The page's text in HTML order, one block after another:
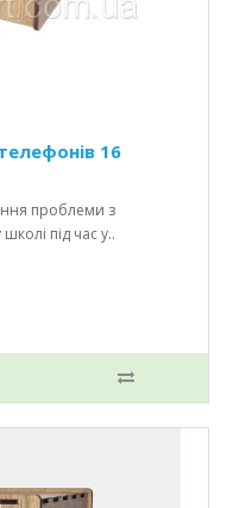
16
проблеми з
під час у..